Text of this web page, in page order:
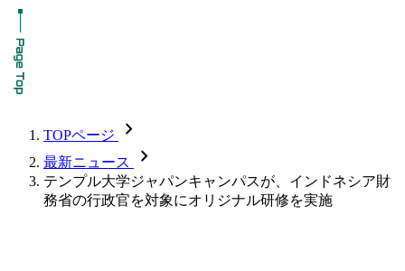
TOPページ chevron_forward
最新ニュース chevron_forward
テンプル大学ジャパンキャンパスが、インドネシア財
務省の行政官を対象にオリジナル研修を実施